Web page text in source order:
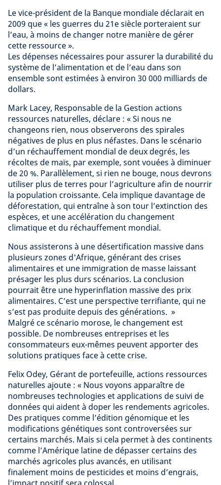
Le vice-président de la Banque mondiale déclarait en
2009 que « les guerres du 21e siècle porteraient sur
l’eau, à moins de changer notre manière de gérer
cette ressource ».
Les dépenses nécessaires pour assurer la durabilité du
système de l’alimentation et de l’eau dans son
ensemble sont estimées à environ 30 000 milliards de
dollars.
Mark Lacey, Responsable de la Gestion actions
ressources naturelles, déclare : « Si nous ne
changeons rien, nous observerons des spirales
négatives de plus en plus néfastes. Dans le scénario
d’un réchauffement mondial de deux degrés, les
récoltes de maïs, par exemple, sont vouées à diminuer
de 20 %. Parallèlement, si rien ne bouge, nous devrons
utiliser plus de terres pour l’agriculture afin de nourrir
la population croissante. Cela implique davantage de
déforestation, qui entraîne à son tour l’extinction des
espèces, et une accélération du changement
climatique et du réchauffement mondial.
Nous assisterons à une désertification massive dans
plusieurs zones d'Afrique, générant des crises
alimentaires et une immigration de masse laissant
présager les plus durs scénarios. La conclusion
pourrait être une hyperinflation massive des prix
alimentaires. C’est une perspective terrifiante, qui ne
s’est pas produite depuis des générations. »
Malgré ce scénario morose, le changement est
possible. De nombreuses entreprises et les
consommateurs eux-mêmes peuvent apporter des
solutions pratiques face à cette crise.
Felix Odey, Gérant de portefeuille, actions ressources
naturelles ajoute : « Nous voyons apparaître de
nombreuses technologies et applications de suivi de
données qui aident à doper les rendements agricoles.
Des pratiques comme l’édition génomique et les
modifications génétiques sont controversées sur
certains marchés. Mais si cela permet à des continents
comme l’Amérique latine de dépasser certains des
marchés agricoles plus avancés, en utilisant
finalement moins de pesticides et moins d’engrais,